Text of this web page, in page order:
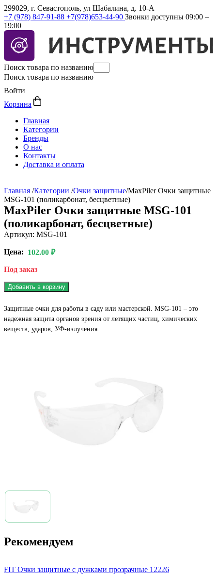
299029, г. Севастополь, ул Шабалина, д. 10-А
+7 (978) 847-91-88 +7(978)653-44-90 Звонки доступны 09:00 –
19:00
Поиск товара по названию
Поиск товара по названию
Войти
Корзина
Главная
Категории
Бренды
О нас
Контакты
Доставка и оплата
Главная /Категории /Очки защитные/MaxPiler Очки защитные
MSG-101 (поликарбонат, бесцветные)
MaxPiler Очки защитные MSG-101
(поликарбонат, бесцветные)
Артикул: MSG-101
Цена: 102.00 ₽
Под заказ
Добавить в корзину
Защитные очки для работы в саду или мастерской. MSG-101 – это
надежная защита органов зрения от летящих частиц, химических
веществ, ударов, УФ-излучения.
Рекомендуем
FIT Очки защитные с дужками прозрачные 12226